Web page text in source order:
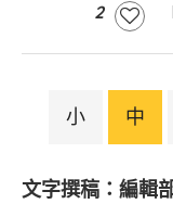
2
小 中
文字撰稿：編輯